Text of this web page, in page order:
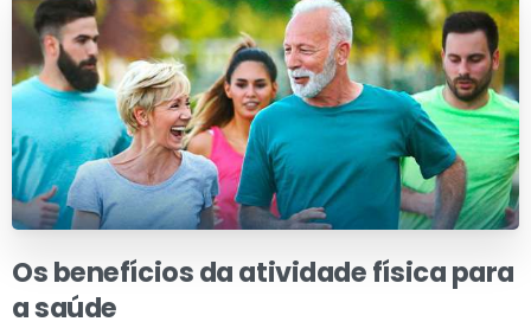
Osbenefíciosdaatividadefísicapara
asaúde